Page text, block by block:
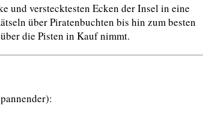
und verstecktesten Ecken der Insel in eine
über Piratenbuchten bis hin zum besten
die Pisten in Kauf nimmt.